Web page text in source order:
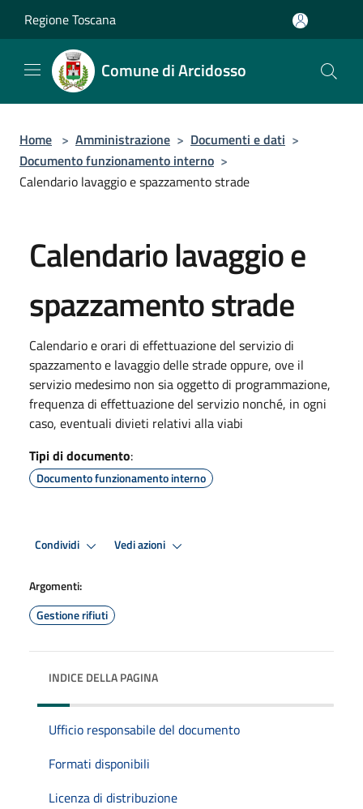
Regione Toscana
Comune di Arcidosso
Home > Amministrazione > Documenti e dati >
Documento funzionamento interno >
Calendario lavaggio e spazzamento strade
Calendario lavaggio e
spazzamento strade
Calendario e orari di effettuazione del servizio di
spazzamento e lavaggio delle strade oppure, ove il
servizio medesimo non sia oggetto di programmazione,
frequenza di effettuazione del servizio nonché, in ogni
caso, eventuali divieti relativi alla viabi
Tipi di documento:
Documento funzionamento interno
Condividi Vedi azioni
Argomenti:
Gestione rifiuti
INDICE DELLA PAGINA
Ufficio responsabile del documento
Formati disponibili
Licenza di distribuzione